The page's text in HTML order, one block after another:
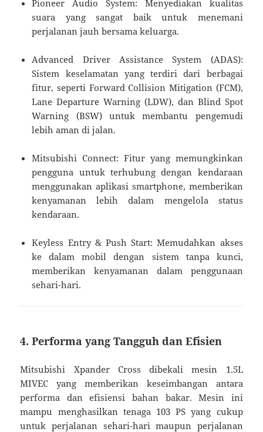
Pioneer Audio System: Menyediakan kualitas
suara yang sangat baik untuk menemani
perjalanan jauh bersama keluarga.
Advanced Driver Assistance System (ADAS):
Sistem keselamatan yang terdiri dari berbagai
fitur, seperti Forward Collision Mitigation (FCM),
Lane Departure Warning (LDW), dan Blind Spot
Warning (BSW) untuk membantu pengemudi
lebih aman di jalan.
Mitsubishi Connect: Fitur yang memungkinkan
pengguna untuk terhubung dengan kendaraan
menggunakan aplikasi smartphone, memberikan
kenyamanan lebih dalam mengelola status
kendaraan.
Keyless Entry & Push Start: Memudahkan akses
ke dalam mobil dengan sistem tanpa kunci,
memberikan kenyamanan dalam penggunaan
sehari-hari.
4. Performa yang Tangguh dan Efisien
Mitsubishi Xpander Cross dibekali mesin 1.5L
MIVEC yang memberikan keseimbangan antara
performa dan efisiensi bahan bakar. Mesin ini
mampu menghasilkan tenaga 103 PS yang cukup
untuk perjalanan sehari-hari maupun perjalanan